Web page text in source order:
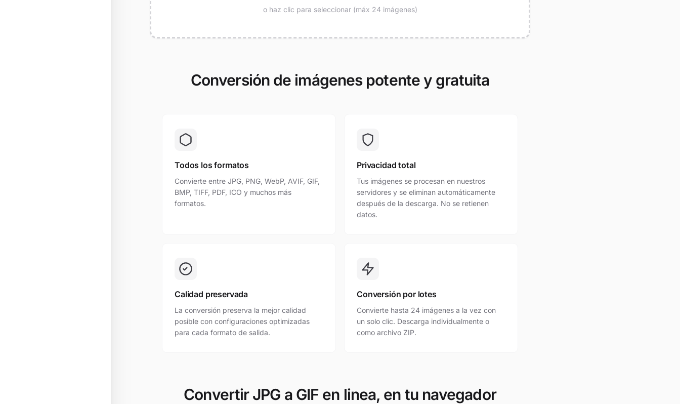
o haz clic para seleccionar (máx 24 imágenes)
Conversión de imágenes potente y gratuita
Todos los formatos
Convierte entre JPG, PNG, WebP, AVIF, GIF,
BMP, TIFF, PDF, ICO y muchos más
formatos.
Privacidad total
Tus imágenes se procesan en nuestros
servidores y se eliminan automáticamente
después de la descarga. No se retienen
datos.
Calidad preservada
La conversión preserva la mejor calidad
posible con configuraciones optimizadas
para cada formato de salida.
Conversión por lotes
Convierte hasta 24 imágenes a la vez con
un solo clic. Descarga individualmente o
como archivo ZIP.
Convertir JPG a GIF en linea, en tu navegador